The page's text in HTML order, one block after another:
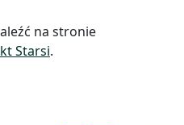
na stronie
Starsi.